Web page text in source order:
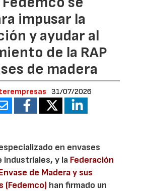
impusar la
y ayudar al
de la RAP
de madera
31/07/2026
en envases
industriales, y la Federación
de Madera y sus
(Fedemco) han firmado un